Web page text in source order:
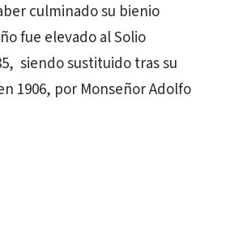
culminado su bienio
fue elevado al Solio
siendo sustituido tras su
1906, por Monseñor Adolfo